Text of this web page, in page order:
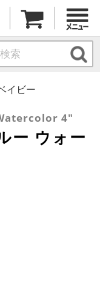
イビー
4"
ー ウォー